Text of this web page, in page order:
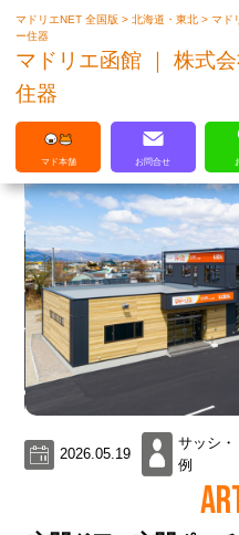
マドリエは
マドリエNET 全国版>北海道・東北>マド
ー住器
マドリエ函館 ｜ 株式
住器
マド本舗 お問合せ
2026.05.19
サッシ
例